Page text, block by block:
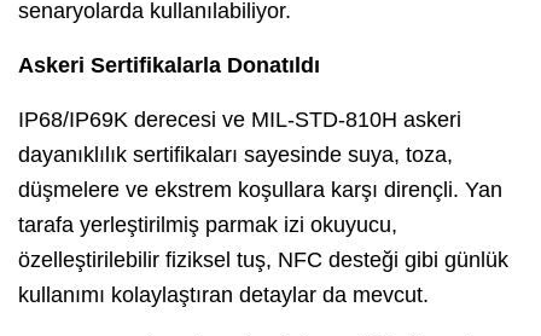
senaryolarda kullanılabiliyor.
Askeri Sertifikalarla Donatıldı
IP68/IP69K derecesi ve MIL-STD-810H askeri
dayanıklılık sertifikaları sayesinde suya, toza,
düşmelere ve ekstrem koşullara karşı dirençli. Yan
tarafa yerleştirilmiş parmak izi okuyucu,
özelleştirilebilir fiziksel tuş, NFC desteği gibi günlük
kullanımı kolaylaştıran detaylar da mevcut.